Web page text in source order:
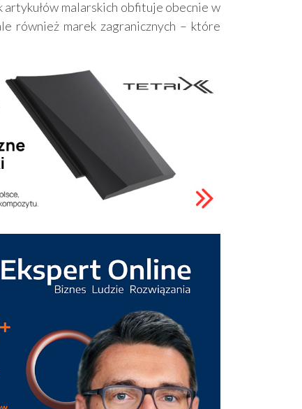
malarskich obfituje obecnie w
również marek zagranicznych – które